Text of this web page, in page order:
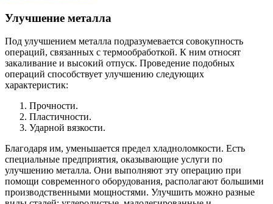
Улучшение металла
Под улучшением металла подразумевается совокупность
операций, связанных с термообработкой. К ним относят
закаливание и высокий отпуск. Проведение подобных
операций способствует улучшению следующих
характеристик:
Прочности.
Пластичности.
Ударной вязкости.
Благодаря им, уменьшается предел хладноломкости. Есть
специальные предприятия, оказывающие услуги по
улучшению металла. Они выполняют эту операцию при
помощи современного оборудования, располагают большими
производственными мощностями. Улучшить можно разные